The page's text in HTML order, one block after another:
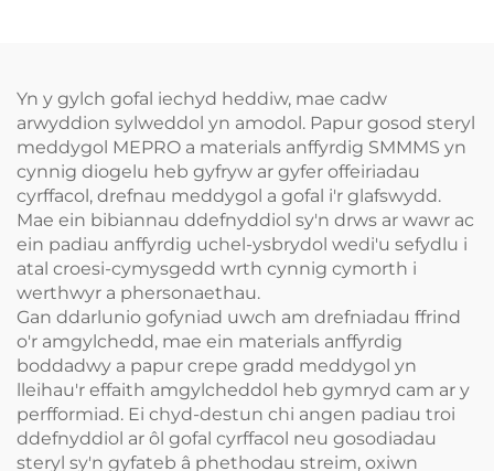
Yn y gylch gofal iechyd heddiw, mae cadw
arwyddion sylweddol yn amodol. Papur gosod steryl
meddygol MEPRO a materials anffyrdig SMMMS yn
cynnig diogelu heb gyfryw ar gyfer offeiriadau
cyrffacol, drefnau meddygol a gofal i'r glafswydd.
Mae ein bibiannau ddefnyddiol sy'n drws ar wawr ac
ein padiau anffyrdig uchel-ysbrydol wedi'u sefydlu i
atal croesi-cymysgedd wrth cynnig cymorth i
werthwyr a phersonaethau.
Gan ddarlunio gofyniad uwch am drefniadau ffrind
o'r amgylchedd, mae ein materials anffyrdig
boddadwy a papur crepe gradd meddygol yn
lleihau'r effaith amgylcheddol heb gymryd cam ar y
perfformiad. Ei chyd-destun chi angen padiau troi
ddefnyddiol ar ôl gofal cyrffacol neu gosodiadau
steryl sy'n gyfateb â phethodau streim, oxiwn